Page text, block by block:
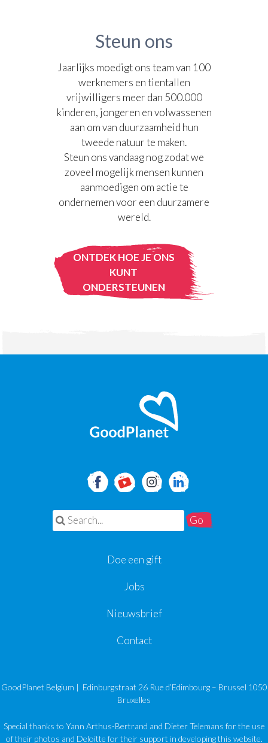
Steun ons
Jaarlijks moedigt ons team van 100
werknemers en tientallen
vrijwilligers meer dan 500.000
kinderen, jongeren en volwassenen
aan om van duurzaamheid hun
tweede natuur te maken.​
Steun ons vandaag nog zodat we
zoveel mogelijk mensen kunnen
aanmoedigen om actie te
ondernemen voor een duurzamere
wereld.
ONTDEK HOE JE ONS
KUNT
ONDERSTEUNEN
Search for:
Doe een gift
Jobs
Nieuwsbrief
Contact
GoodPlanet Belgium | Edinburgstraat 26 Rue d’Edimbourg – Brussel 1050
Bruxelles
Special thanks to Yann Arthus-Bertrand and Dieter Telemans for the use
of their photos and Deloitte for their support in developing this website.